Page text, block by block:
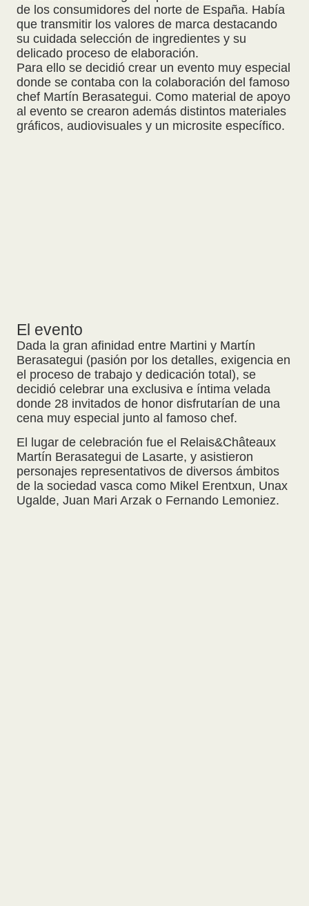
de los consumidores del norte de España. Había
que transmitir los valores de marca destacando
su cuidada selección de ingredientes y su
delicado proceso de elaboración.
Para ello se decidió crear un evento muy especial
donde se contaba con la colaboración del famoso
chef Martín Berasategui. Como material de apoyo
al evento se crearon además distintos materiales
gráficos, audiovisuales y un microsite específico.
El evento
Dada la gran afinidad entre Martini y Martín
Berasategui (pasión por los detalles, exigencia en
el proceso de trabajo y dedicación total), se
decidió celebrar una exclusiva e íntima velada
donde 28 invitados de honor disfrutarían de una
cena muy especial junto al famoso chef.
El lugar de celebración fue el Relais&Châteaux
Martín Berasategui de Lasarte, y asistieron
personajes representativos de diversos ámbitos
de la sociedad vasca como Mikel Erentxun, Unax
Ugalde, Juan Mari Arzak o Fernando Lemoniez.